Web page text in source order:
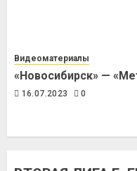
Видеоматериалы
«Новосибирск» —
16.07.2023 0